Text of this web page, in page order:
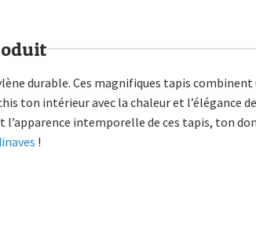
durable. Ces magnifiques tapis combinent
ton intérieur avec la chaleur et l’élégance
l’apparence intemporelle de ces tapis, ton
!